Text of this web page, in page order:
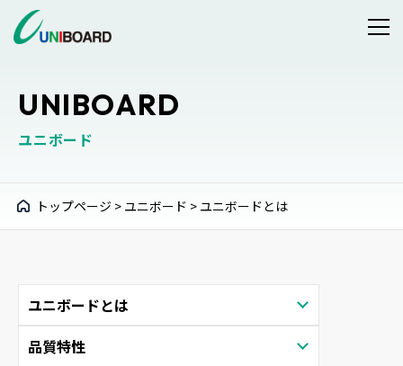
UNIBOARD
ユニボード
トップページ > ユニボード > ユニボードとは
ユニボードとは
品質特性